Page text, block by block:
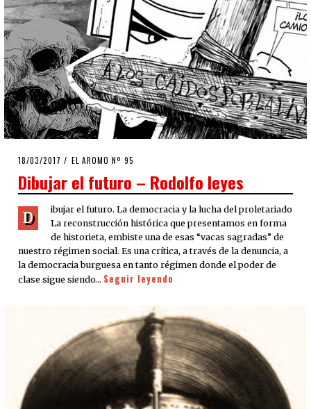
POSTED
18/03/2017 EL AROMO Nº 95
Dibujar el futuro – Rodolfo leyes
D
ibujar el futuro. La democracia y la lucha del proletariado
La reconstrucción histórica que presentamos en forma
de historieta, embiste una de esas “vacas sagradas” de
nuestro régimen social. Es una crítica, a través de la denuncia, a
la democracia burguesa en tanto régimen donde el poder de
clase sigue siendo… Seguir leyendo